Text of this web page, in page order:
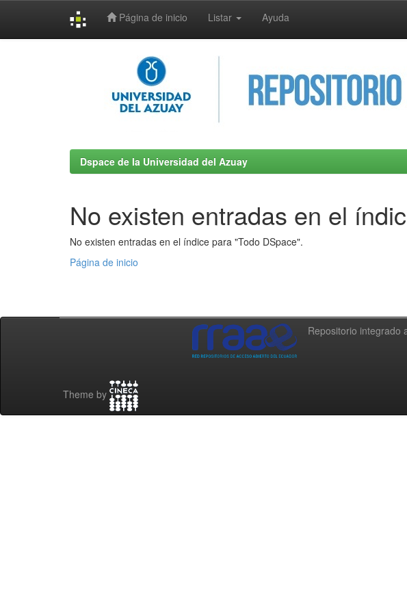
Página de inicio Listar Ayuda
Dspace de la Universidad del Azuay
No existen entradas en el
No existen entradas en el índice para "Todo DSpace".
Página de inicio
Repositorio integrado
Theme by